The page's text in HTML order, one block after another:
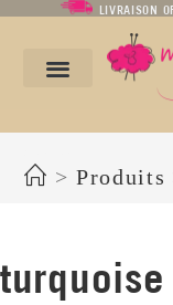
LIVRAISON
> Produits
turquoise